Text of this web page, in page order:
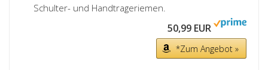
Schulter- und Handtrageriemen.
50,99 EUR
*Zum Angebot »